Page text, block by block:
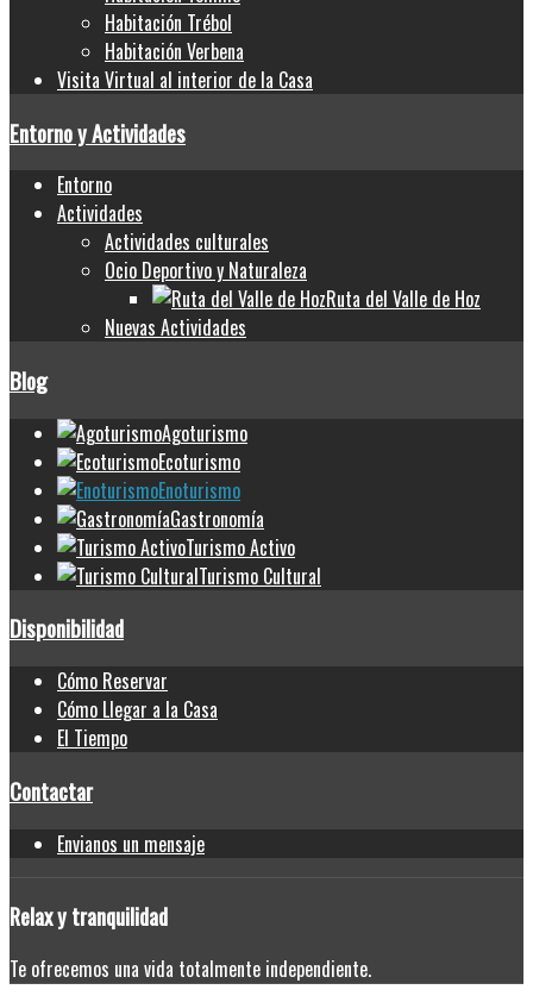
Habitación Trébol
Habitación Verbena
Visita Virtual al interior de la Casa
Entorno y Actividades
Entorno
Actividades
Actividades culturales
Ocio Deportivo y Naturaleza
Ruta del Valle de Hoz
Nuevas Actividades
Blog
Agoturismo
Ecoturismo
Enoturismo
Gastronomía
Turismo Activo
Turismo Cultural
Disponibilidad
Cómo Reservar
Cómo Llegar a la Casa
El Tiempo
Contactar
Envianos un mensaje
Relaxy tranquilidad
Te ofrecemos una vida totalmente independiente.